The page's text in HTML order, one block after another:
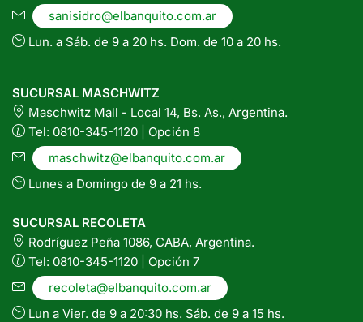
sanisidro@elbanquito.com.ar
Lun. a Sáb. de 9 a 20 hs. Dom. de 10 a 20 hs.
SUCURSAL MASCHWITZ
Maschwitz Mall - Local 14, Bs. As., Argentina.
Tel: 0810-345-1120 | Opción 8
maschwitz@elbanquito.com.ar
Lunes a Domingo de 9 a 21 hs.
SUCURSAL RECOLETA
Rodríguez Peña 1086, CABA, Argentina.
Tel: 0810-345-1120 | Opción 7
recoleta@elbanquito.com.ar
Lun a Vier. de 9 a 20:30 hs. Sáb. de 9 a 15 hs.